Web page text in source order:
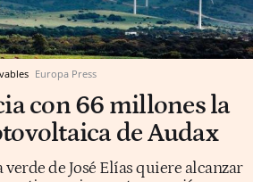
Europa Press
con 66 millones la
de Audax
de José Elías quiere alcanzar